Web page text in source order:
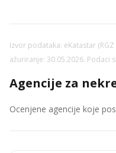
Izvor podataka: eKatastar
ažuriranje: 30.05.2026. Podaci
Agencije za
Ocenjene agencije koje